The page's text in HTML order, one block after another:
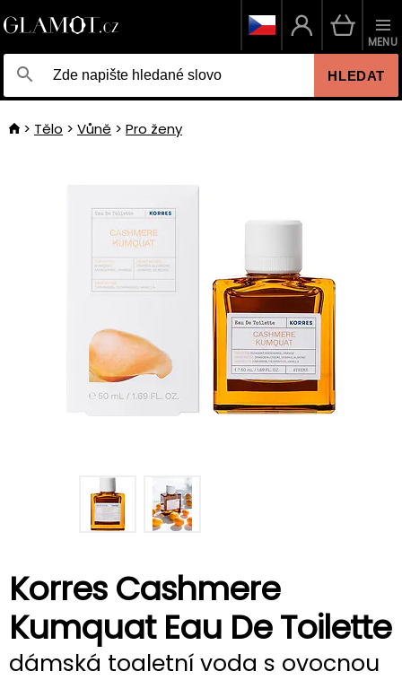
HLEDAT
MENU
Tělo Vůně Pro ženy
Korres Cashmere
Kumquat Eau De Toilette
dámská toaletní voda s ovocnou